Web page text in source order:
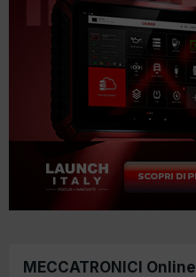
MECCATRONICI Online